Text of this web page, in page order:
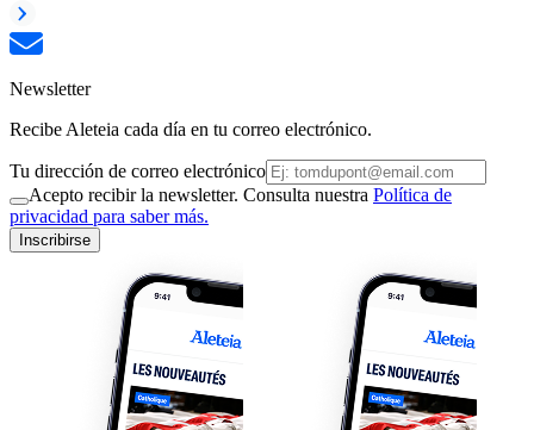
Newsletter
Recibe Aleteia cada día en tu correo electrónico.
Tu dirección de correo electrónico
Acepto recibir la newsletter. Consulta nuestra Política de
privacidad para saber más.
Inscribirse